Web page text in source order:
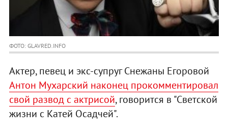
ФОТО: GLAVRED.INFO
Актер, певец и экс-супруг Снежаны Егоровой
Антон Мухарский наконец прокомментировал
свой развод с актрисой, говорится в "Светской
жизни с Катей Осадчей".